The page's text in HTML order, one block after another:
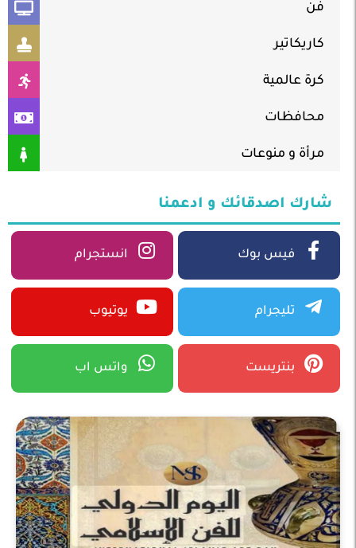
فن
كاريكاتير
كرة عالمية
محافظات
مرأة و منوعات
شارك اصدقائك و ادعمنا
فيس بوك انستجرام
تليجرام يوتيوب
بنتريست واتس اب